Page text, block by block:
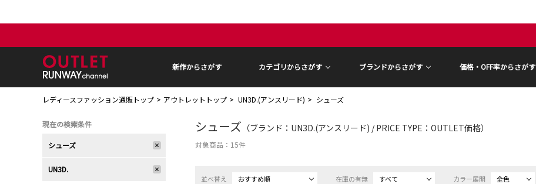
新作からさがす カテゴリからさがす ブランドからさがす 価格・OFF率からさがす
レディースファッション通販トップ アウトレットトップ UN3D.(アンスリード) シューズ
シューズ （ブランド：UN3D.(アンスリード) / PRICE TYPE：OUTLET価格）
対象商品： 15件
並べ替え おすすめ順 在庫の有無 すべて カラー展開 全色
現在の検索条件
シューズ
UN3D.